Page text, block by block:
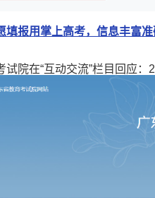
填报用掌上高考，信息丰富
试院在“互动交流”栏目回应